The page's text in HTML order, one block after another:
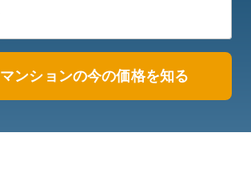
マンションの今の価格を知る